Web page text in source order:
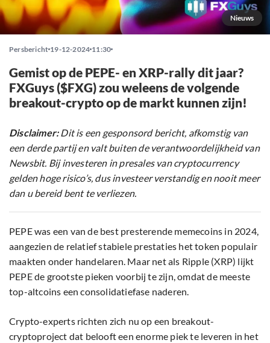
Nieuws
Persbericht 19-12-2024 11:30
Gemist op de PEPE- en XRP-rally dit jaar?
FXGuys ($FXG) zou weleens de volgende
breakout-crypto op de markt kunnen zijn!
Disclaimer:Dit is een gesponsord bericht, afkomstig van
een derde partij en valt buiten de verantwoordelijkheid van
Newsbit. Bij investeren in presales van cryptocurrency
gelden hoge risico’s, dus investeer verstandig en nooit meer
dan u bereid bent te verliezen.
PEPE was een van de best presterende memecoins in 2024,
aangezien de relatief stabiele prestaties het token populair
maakten onder handelaren. Maar net als Ripple (XRP) lijkt
PEPE de grootste pieken voorbij te zijn, omdat de meeste
top-altcoins een consolidatiefase naderen.
Crypto-experts richten zich nu op een breakout-
cryptoproject dat belooft een enorme piek te leveren in het